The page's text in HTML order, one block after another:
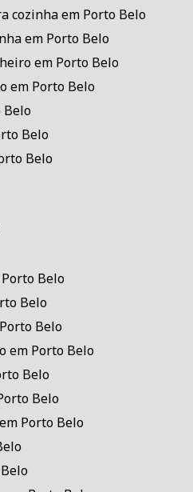
cozinha em Porto Belo
em Porto Belo
em Porto Belo
em Porto Belo
Belo
Belo
Belo
Belo
Belo
Belo
em Porto Belo
Belo
Belo
Porto Belo